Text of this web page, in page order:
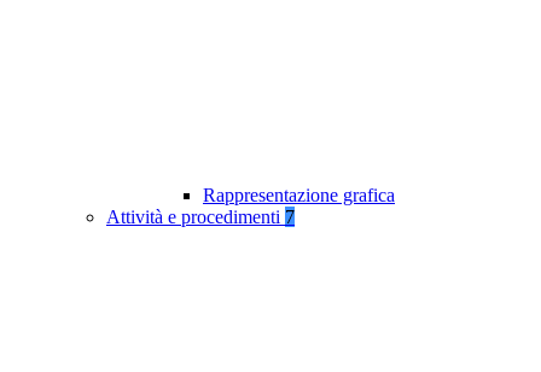
Rappresentazione grafica
Attività e procedimenti 7